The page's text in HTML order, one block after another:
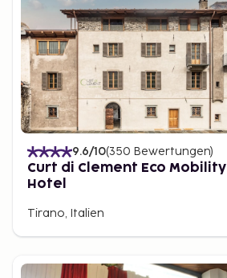
9.6/10(350 Bewertungen)
Curt di Clement Eco Mobility
Hotel
Tirano, Italien